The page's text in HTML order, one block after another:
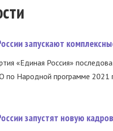
запускают
«Единая Россия»
по Народной программе 2021
запустят новую